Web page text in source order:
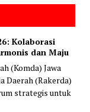
Kolaborasi
dan Maju
(Komda) Jawa
Daerah (Rakerda)
strategis untuk